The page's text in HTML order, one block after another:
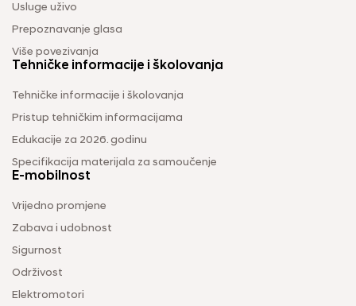
Usluge uživo
Prepoznavanje glasa
Više povezivanja
Tehničke informacije i školovanja
Tehničke informacije i školovanja
Pristup tehničkim informacijama
Edukacije za 2026. godinu
Specifikacija materijala za samoučenje
E-mobilnost
Vrijedno promjene
Zabava i udobnost
Sigurnost
Održivost
Elektromotori